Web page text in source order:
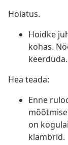
Hoiatus.
Hoidke
kohas.
keerduda.
Hea teada:
Enne
on
klambrid.